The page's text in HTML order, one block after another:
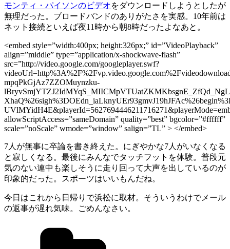
モンティ・パイソンのビデオをダウンロードしようとしたが
無理だった。ブロードバンドのありがたさを実感。10年前は
ネット接続といえば夜11時から朝8時だったよなあと。
<embed style=”width:400px; height:326px;” id=”VideoPlayback”
align=”middle” type=”application/x-shockwave-flash”
src=”http://video.google.com/googleplayer.swf?
mpqPkGjAz7ZZOMuynzku-
allowScriptAccess=”sameDomain” quality=”best” bgcolor=”#ffffff”
scale=”noScale” wmode=”window” salign=”TL” > </embed>
7人が無事に卒論を書き終えた。にぎやかな7人がいなくなる
と寂しくなる。最後にみんなでタッチフットを体験。普段元
気のない連中も楽しそうに走り回って大声を出しているのが
印象的だった。スポーツはいいもんだね。
今日はこれから日帰りで浜松に取材。そういうわけでメール
の返事が遅れ気味。ごめんなさい。